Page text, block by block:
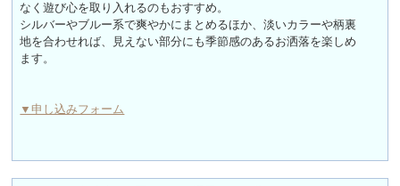
なく遊び心を取り入れるのもおすすめ。
シルバーやブルー系で爽やかにまとめるほか、淡いカラーや柄裏
地を合わせれば、見えない部分にも季節感のあるお洒落を楽しめ
ます。
▼申し込みフォーム